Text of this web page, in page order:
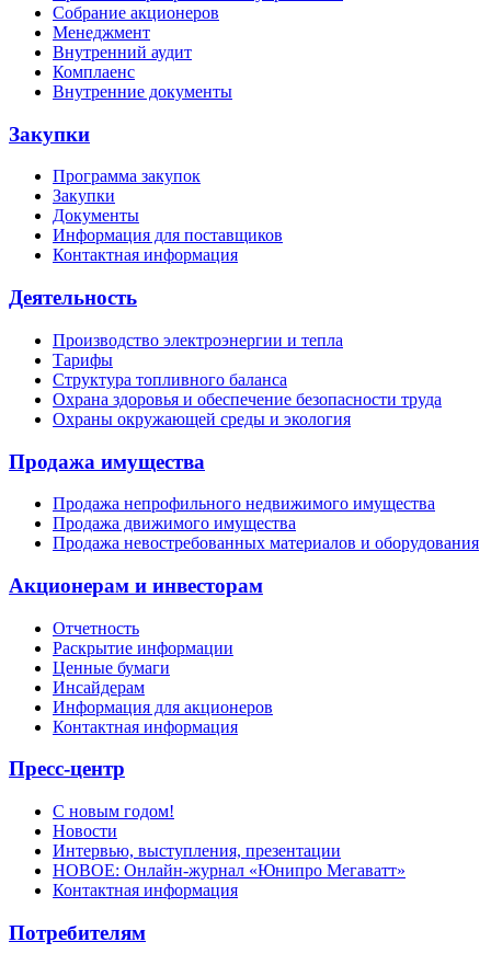
Собрание акционеров
Менеджмент
Внутренний аудит
Комплаенс
Внутренние документы
Закупки
Программа закупок
Закупки
Документы
Информация для поставщиков
Контактная информация
Деятельность
Производство электроэнергии и тепла
Тарифы
Структура топливного баланса
Охрана здоровья и обеспечение безопасности труда
Охраны окружающей среды и экология
Продажа имущества
Продажа непрофильного недвижимого имущества
Продажа движимого имущества
Продажа невостребованных материалов и оборудования
Акционерам и инвесторам
Отчетность
Раскрытие информации
Ценные бумаги
Инсайдерам
Информация для акционеров
Контактная информация
Пресс-центр
С новым годом!
Новости
Интервью, выступления, презентации
НОВОЕ: Онлайн-журнал «Юнипро Мегаватт»
Контактная информация
Потребителям